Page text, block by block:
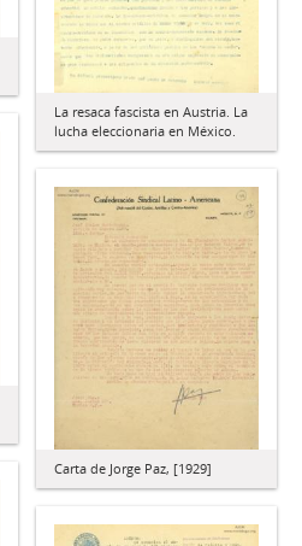
La resaca fascista en Austria. La
lucha eleccionaria en México.
Carta de Jorge Paz, [1929]